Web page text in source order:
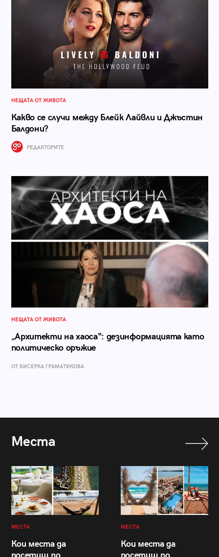
НЕЩАТА ОТ ЖИВОТА
Какво се случи между Блейк Лайвли и Джъстин
Балдони?
РЕДАКТОРИТЕ
НЕЩАТА ОТ ЖИВОТА
„Архитекти на хаоса“: дезинформацията като
политическо оръжие
ОТ БИСЕРКА ГРАМАТИКОВА
Места
МЕСТА
Кои места да
МЕСТА
Кои места да